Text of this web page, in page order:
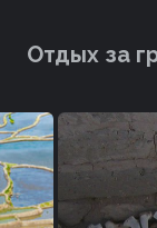
Отдых за